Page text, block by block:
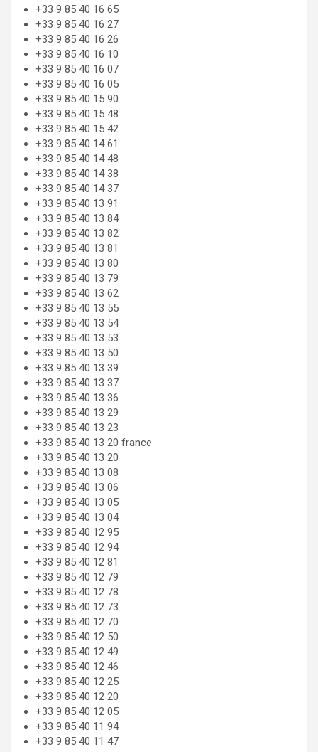
+33 9 85 40 16 65
+33 9 85 40 16 27
+33 9 85 40 16 26
+33 9 85 40 16 10
+33 9 85 40 16 07
+33 9 85 40 16 05
+33 9 85 40 15 90
+33 9 85 40 15 48
+33 9 85 40 15 42
+33 9 85 40 14 61
+33 9 85 40 14 48
+33 9 85 40 14 38
+33 9 85 40 14 37
+33 9 85 40 13 91
+33 9 85 40 13 84
+33 9 85 40 13 82
+33 9 85 40 13 81
+33 9 85 40 13 80
+33 9 85 40 13 79
+33 9 85 40 13 62
+33 9 85 40 13 55
+33 9 85 40 13 54
+33 9 85 40 13 53
+33 9 85 40 13 50
+33 9 85 40 13 39
+33 9 85 40 13 37
+33 9 85 40 13 36
+33 9 85 40 13 29
+33 9 85 40 13 23
+33 9 85 40 13 20 france
+33 9 85 40 13 20
+33 9 85 40 13 08
+33 9 85 40 13 06
+33 9 85 40 13 05
+33 9 85 40 13 04
+33 9 85 40 12 95
+33 9 85 40 12 94
+33 9 85 40 12 81
+33 9 85 40 12 79
+33 9 85 40 12 78
+33 9 85 40 12 73
+33 9 85 40 12 70
+33 9 85 40 12 50
+33 9 85 40 12 49
+33 9 85 40 12 46
+33 9 85 40 12 25
+33 9 85 40 12 20
+33 9 85 40 12 05
+33 9 85 40 11 94
+33 9 85 40 11 47